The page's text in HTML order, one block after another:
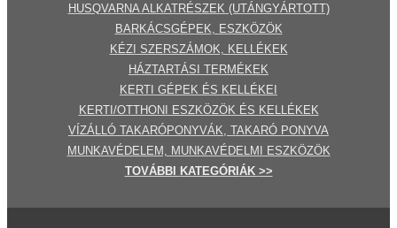
HUSQVARNA ALKATRÉSZEK (UTÁNGYÁRTOTT)
BARKÁCSGÉP EK
ESZKÖZÖK
KÉZI SZERSZÁMOK, KELLÉKEK
HÁZTARTÁSI TERMÉKEK
KERTI GÉPE K ÉS KELLÉKEI
KERTI/OTTHONI ESZKÖZÖK ÉS KELLÉKEK
VÍZÁLLÓ TAKARÓPONYVÁK, TAKARÓ PONYVA
MUNKAVÉDELEM, MUNKAVÉDELMI ESZKÖZÖK
TOVÁBBI
KATEGÓRI ÁK >>